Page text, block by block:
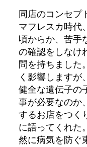
同店のコンセプ
マフレスカ時代
頃からか、苦手
の確認をしなけ
問を持ちました
く影響しますが
健全な遺伝子の
事が必要なのか
するお店をつく
に語ってくれた
然に病気を防ぐ